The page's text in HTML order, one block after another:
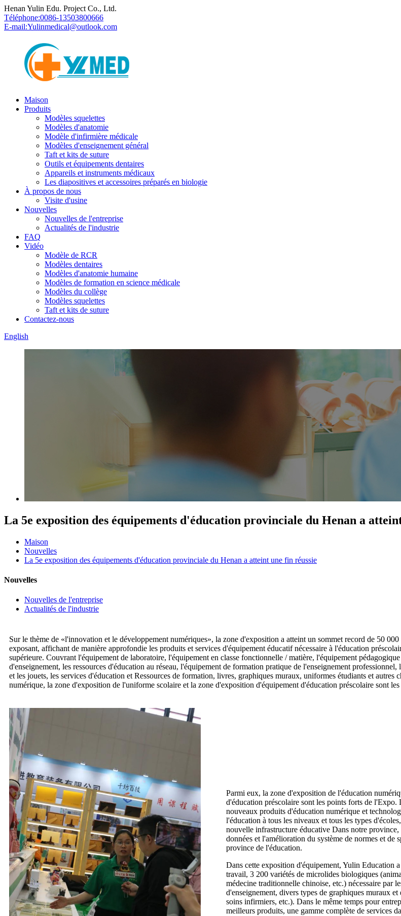
Henan Yulin Edu. Project Co., Ltd.
Téléphone:0086-13503800666
E-mail:Yulinmedical@outlook.com
Maison
Produits
Modèles squelettes
Modèles d'anatomie
Modèle d'infirmière médicale
Modèles d'enseignement général
Taft et kits de suture
Outils et équipements dentaires
Appareils et instruments médicaux
Les diapositives et accessoires préparés en biologie
À propos de nous
Visite d'usine
Nouvelles
Nouvelles de l'entreprise
Actualités de l'industrie
FAQ
Vidéo
Modèle de RCR
Modèles dentaires
Modèles d'anatomie humaine
Modèles de formation en science médicale
Modèles du collège
Modèles squelettes
Taft et kits de suture
Contactez-nous
English
La 5e exposition des équipements d'éducation provinciale du Henan a
Maison
Nouvelles
La 5e exposition des équipements d'éducation provinciale du Henan a atteint une fin réussie
Nouvelles
Nouvelles de l'entreprise
Actualités de l'industrie
Sur le thème de «l'innovation et le développement numériques», la zone d'exposition a atteint un sommet record de 50
exposant, affichant de manière approfondie les produits et services d'équipement éducatif nécessaire à l'éducation
supérieure. Couvrant l'équipement de laboratoire, l'équipement en classe fonctionnelle / matière, l'équipement
d'enseignement, les ressources d'éducation au réseau, l'équipement de formation pratique de l'enseignement
et les jouets, les services d'éducation et Ressources de formation, livres, graphiques muraux, uniformes étudiants et
numérique, la zone d'exposition de l'uniforme scolaire et la zone d'exposition d'équipement d'éducation préscolaire sont
Parmi eux, la zone d'exposition de l'éducation
d'éducation préscolaire sont les points forts de
nouveaux produits d'éducation numérique et
l'éducation à tous les niveaux et tous les types
nouvelle infrastructure éducative Dans notre
données et l'amélioration du système de normes et
province de l'éducation.
Dans cette exposition d'équipement, Yulin Education
travail, 3 200 variétés de microlides biologiques
médecine traditionnelle chinoise, etc.) nécessaire par
d'enseignement, divers types de graphiques muraux
soins infirmiers, etc.). Dans le même temps pour
meilleurs produits, une gamme complète de services